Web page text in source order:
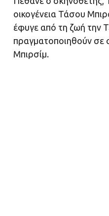
οικογένεια Τάσου
έφυγε από τη ζωή την
πραγματοποιηθούν σε
Μπιρσίμ.